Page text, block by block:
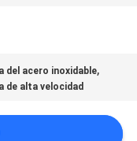
del acero inoxidable,
de alta velocidad